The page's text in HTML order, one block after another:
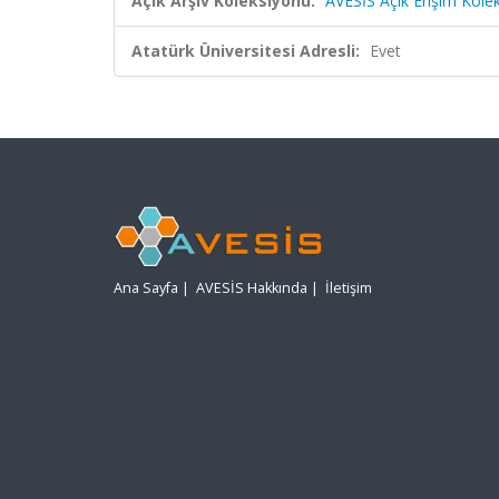
Atatürk Üniversitesi Adresli: Evet
Ana Sayfa | AVESİS Hakkında | İletişim